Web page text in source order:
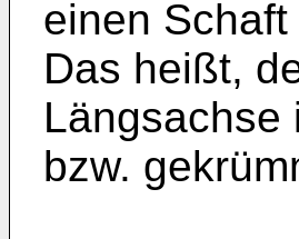
einen
Das heißt,
Längsachse
bzw.